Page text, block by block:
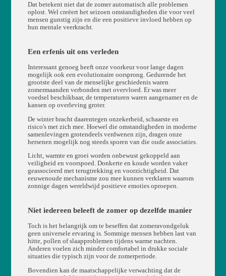
Dat betekent niet dat de zomer automatisch alle problemen
oplost. Wel creëert het seizoen omstandigheden die voor veel
mensen gunstig zijn en die een positieve invloed hebben op
hun mentale veerkracht.
Een erfenis uit ons verleden
Interessant genoeg heeft onze voorkeur voor lange dagen
mogelijk ook een evolutionaire oorsprong. Gedurende het
grootste deel van de menselijke geschiedenis waren
zomermaanden verbonden met overvloed. Er was meer
voedsel beschikbaar, de temperaturen waren aangenamer en de
kansen op overleving groter.
De winter bracht daarentegen onzekerheid, schaarste en
risico's met zich mee. Hoewel die omstandigheden in moderne
samenlevingen grotendeels verdwenen zijn, dragen onze
hersenen mogelijk nog steeds sporen van die oude associaties.
Licht, warmte en groei worden onbewust gekoppeld aan
veiligheid en voorspoed. Donkerte en koude worden vaker
geassocieerd met terugtrekking en voorzichtigheid. Dat
eeuwenoude mechanisme zou mee kunnen verklaren waarom
zonnige dagen wereldwijd positieve emoties oproepen.
Niet iedereen beleeft de zomer op dezelfde manier
Toch is het belangrijk om te beseffen dat zomeravondgeluk
geen universele ervaring is. Sommige mensen hebben last van
hitte, pollen of slaapproblemen tijdens warme nachten.
Anderen voelen zich minder comfortabel in drukke sociale
situaties die typisch zijn voor de zomerperiode.
Bovendien kan de maatschappelijke verwachting dat de